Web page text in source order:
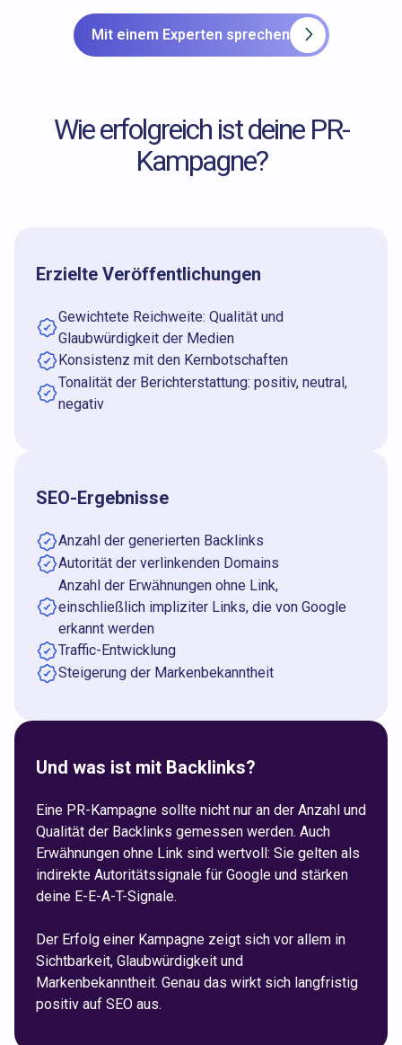
Mit einem Experten sprechen
Wie erfolgreich ist deine PR-
Kampagne?
Erzielte Veröffentlichungen
Gewichtete Reichweite: Qualität und
Glaubwürdigkeit der Medien
Konsistenz mit den Kernbotschaften
Tonalität der Berichterstattung: positiv, neutral,
negativ
SEO-Ergebnisse
Anzahl der generierten Backlinks
Autorität der verlinkenden Domains
Anzahl der Erwähnungen ohne Link,
einschließlich impliziter Links, die von Google
erkannt werden
Traffic-Entwicklung
Steigerung der Markenbekanntheit
Und was ist mit Backlinks?
Eine PR-Kampagne sollte nicht nur an der Anzahl und
Qualität der Backlinks gemessen werden. Auch
Erwähnungen ohne Link sind wertvoll: Sie gelten als
indirekte Autoritätssignale für Google und stärken
deine E-E-A-T-Signale.
Der Erfolg einer Kampagne zeigt sich vor allem in
Sichtbarkeit, Glaubwürdigkeit und
Markenbekanntheit. Genau das wirkt sich langfristig
positiv auf SEO aus.